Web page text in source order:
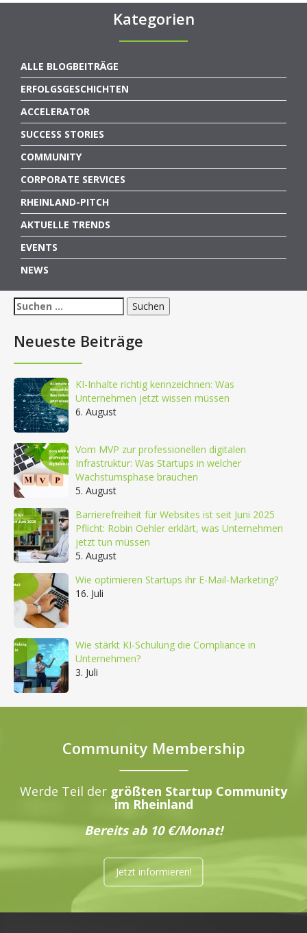
Kategorien
ALLE BLOGBEITRÄGE
ERFOLGSGESCHICHTEN
ACCELERATOR
SUCCESS STORIES
COMMUNITY
CORPORATE SERVICES
RHEINLAND-PITCH
AKTUELLE TRENDS
EVENTS
NEWS
Suchen
nach:
Neueste Beiträge
KI-Inhalte richtig kennzeichnen: Was
Unternehmen jetzt wissen müssen
6. August
Vom MVP zur professionellen digitalen
Infrastruktur: Was Startups in welcher
Wachstumsphase brauchen
5. August
Barrierefreiheit für Websites ist seit Juni 2025
Pflicht: Robin Oehler erklärt, was Unternehmen
jetzt tun müssen
5. August
Wie optimieren Startups ihr E-Mail-Marketing?
16. Juli
Wie stärkt KI-Schulung die Compliance in
Unternehmen?
3. Juli
Community Membership
Werde Teil der größten Startup Community
im Rheinland
Bereits ab 10 €/Monat!
Jetzt informieren!